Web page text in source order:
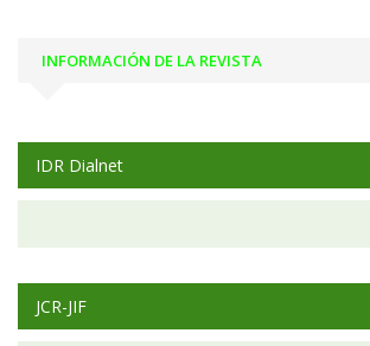
INFORMACIÓN DE LA REVISTA
IDR Dialnet
JCR-JIF